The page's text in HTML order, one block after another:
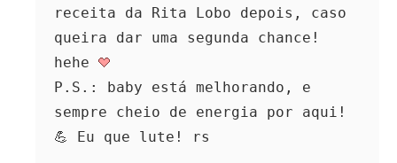
receita da Rita Lobo depois, caso
queira dar uma segunda chance!
hehe
P.S.: baby está melhorando, e
sempre cheio de energia por aqui!
💪 Eu que lute! rs